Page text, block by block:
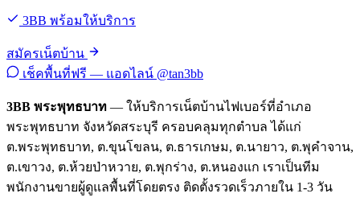
3BB พร้อมให้บริการ
สมัครเน็ตบ้าน
เช็คพื้นที่ฟรี — แอดไลน์ @tan3bb
3BB พระพุทธบาท — ให้บริการเน็ตบ้านไฟเบอร์ที่อำเภอ
พระพุทธบาท จังหวัดสระบุรี ครอบคลุมทุกตำบล ได้แก่
ต.พระพุทธบาท, ต.ขุนโขลน, ต.ธารเกษม, ต.นายาว, ต.พุคำจาน,
ต.เขาวง, ต.ห้วยป่าหวาย, ต.พุกร่าง, ต.หนองแก เราเป็นทีม
พนักงานขายผู้ดูแลพื้นที่โดยตรง ติดตั้งรวดเร็วภายใน 1-3 วัน